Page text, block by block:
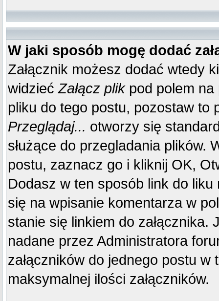
W jaki sposób mogę dodać
Załącznik możesz dodać wtedy
widziećZałącz plikpod polem na
pliku do tego postu, pozostaw to
Przeglądaj... otworzy się
służące do przegladania plików.
postu, zaznacz go i kliknij OK,
Dodasz w ten sposób link do
się na wpisanie komentarza w
stanie się linkiem do
nadane przez Administratora
załączników do jednego postu
maksymalnej ilości załączników.